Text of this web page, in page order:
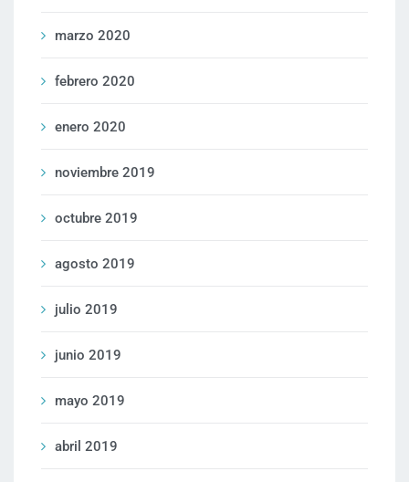
marzo 2020
febrero 2020
enero 2020
noviembre 2019
octubre 2019
agosto 2019
julio 2019
junio 2019
mayo 2019
abril 2019